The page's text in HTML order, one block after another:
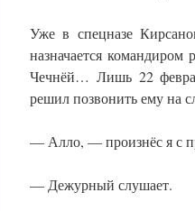
Уже в спецназе
назначается
Чечнёй… Лишь 22
решил позвонить ему на
— Алло, — произнёс я с
— Дежурный слушает.